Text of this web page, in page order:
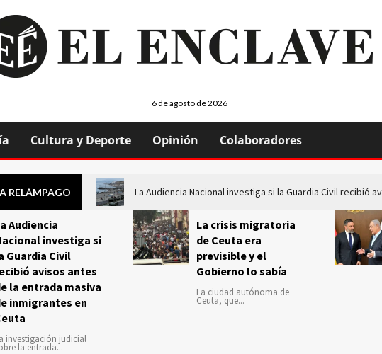
6 de agosto de 2026
Cultura y Deporte Opinión Colaboradores
RELÁMPAGO La Audiencia Nacional investiga si la Guardia Civil recibió
Audiencia
investiga si
Guardia Civil
avisos antes
la entrada masiva
inmigrantes en
investigación judicial
la entrada...
La crisis migratoria
de Ceuta era
previsible y el
Gobierno lo sabía
La ciudad autónoma de
Ceuta, que...